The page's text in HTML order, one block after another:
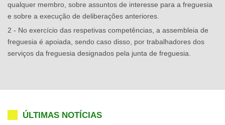
qualquer membro, sobre assuntos de interesse para a freguesia
e sobre a execução de deliberações anteriores.
2 - No exercício das respetivas competências, a assembleia de
freguesia é apoiada, sendo caso disso, por trabalhadores dos
serviços da freguesia designados pela junta de freguesia.
ÚLTIMAS NOTÍCIAS